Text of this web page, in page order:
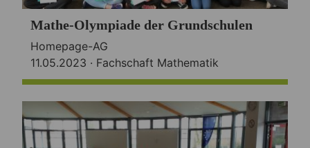
Mathe-Olympiade der Grundschulen
Homepage-AG
11.05.2023 · Fachschaft Mathematik